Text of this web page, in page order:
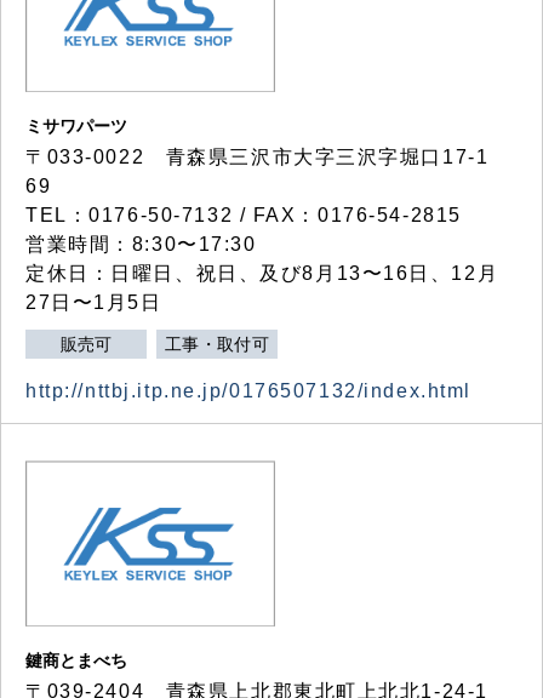
ミサワパーツ
〒033-0022 青森県三沢市大字三沢字堀口17-1
69
TEL：0176-50-7132 / FAX：0176-54-2815
営業時間：8:30〜17:30
定休日：日曜日、祝日、及び8月13〜16日、12月
27日〜1月5日
販売可 工事・取付可
http://nttbj.itp.ne.jp/0176507132/index.html
鍵商とまべち
〒039-2404 青森県上北郡東北町上北北1-24-1